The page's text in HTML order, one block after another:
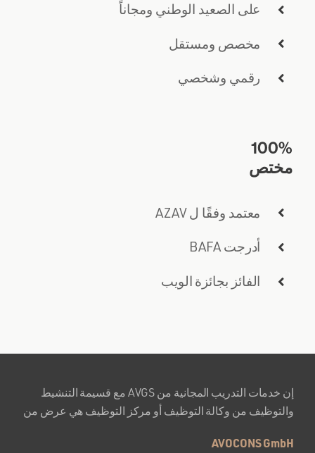
على الصعيد الوطني ومجاناً
مخصص ومستقل
رقمي وشخصي
100%
مختص
معتمد وفقًا ل AZAV
أدرجت BAFA
الفائز بجائزة الويب
إن خدمات التدريب المجانية من AVGS مع قسيمة التنشيط
والتوظيف من وكالة التوظيف أو مركز التوظيف هي عرض من
AVOCONS GmbH